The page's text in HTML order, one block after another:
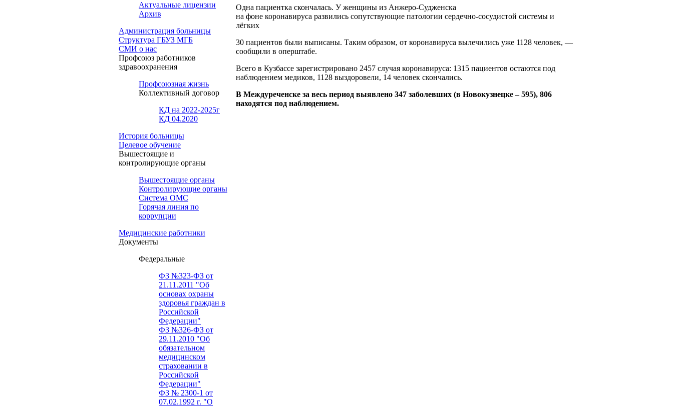
Актуальные лицензии
Архив
Администрация больницы
Структура ГБУЗ МГБ
СМИ о нас
Профсоюз работников
здравоохранения
Профсоюзная жизнь
Коллективный договор
КД на 2022-2025г
КД 04.2020
История больницы
Целевое обучение
Вышестоящие и
контролирующие органы
Вышестоящие органы
Контролирующие органы
Система ОМС
Горячая линия по
коррупции
Медицинские работники
Документы
Федеральные
ФЗ №323-ФЗ от
21.11.2011 "Об
основах охраны
здоровья граждан в
Российской
Федерации"
ФЗ №326-ФЗ от
29.11.2010 "Об
обязательном
медицинском
страховании в
Российской
Федерации"
ФЗ № 2300-1 от
07.02.1992 г. "О
Одна пациентка скончалась. У женщины из Анжеро-Судженска
на фоне коронавируса развились сопутствующие патологии сердечно-сосудистой системы и
лёгких
30 пациентов были выписаны. Таким образом, от коронавируса вылечились уже 1128 человек, —
сообщили в оперштабе.
Всего в Кузбассе зарегистрировано 2457 случая коронавируса: 1315 пациентов остаются под
наблюдением медиков, 1128 выздоровели, 14 человек скончались.
В Междуреченске за весь период выявлено 347 заболевших (в Новокузнецке – 595), 806
находятся под наблюдением.